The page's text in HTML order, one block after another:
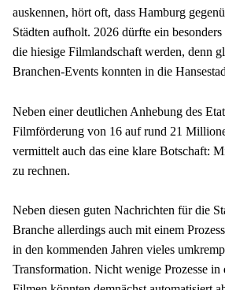
auskennen, hört oft, dass Hamburg
Städten aufholt. 2026 dürfte ein besonders
die hiesige Filmlandschaft werden, denn
Branchen-Events konnten in die
Neben einer deutlichen Anhebung des
Filmförderung von 16 auf rund 21
vermittelt auch das eine klare Botschaft:
zu rechnen.
Neben diesen guten Nachrichten für die
Branche allerdings auch mit einem
in den kommenden Jahren vieles
Transformation. Nicht wenige Prozesse in